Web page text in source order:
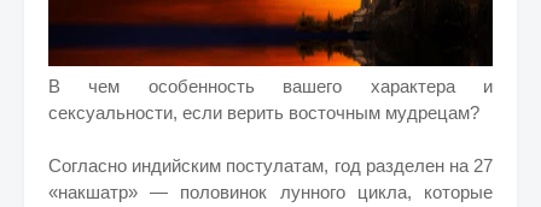
В чем особенность вашего характера и
сексуальности, если верить восточным мудрецам?
Согласно индийским постулатам, год разделен на 27
«накшатр» — половинок лунного цикла, которые